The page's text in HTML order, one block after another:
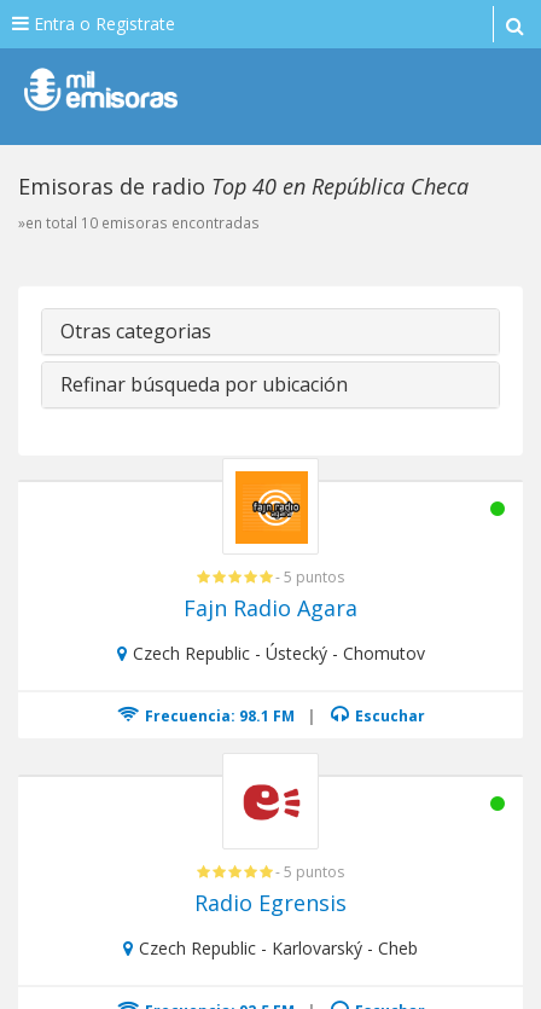
Entra o Registrate
Emisoras de radio Top 40 en República Checa
»en total 10 emisoras encontradas
Otras categorias
Refinar búsqueda por ubicación
- 5 puntos
Fajn Radio Agara
Czech Republic - Ústecký - Chomutov
Frecuencia: 98.1 FM | Escuchar
- 5 puntos
Radio Egrensis
Czech Republic - Karlovarský - Cheb